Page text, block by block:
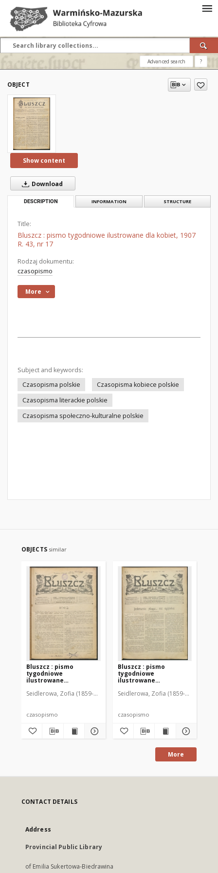
Advanced search ?
OBJECT
Show content
Download
DESCRIPTION INFORMATION STRUCTURE
Title:
Bluszcz : pismo tygodniowe ilustrowane dla kobiet, 1907
R. 43, nr 17
Rodzaj dokumentu:
czasopismo
More
Subject and keywords:
Czasopisma polskie
Czasopisma kobiece polskie
Czasopisma literackie polskie
Czasopisma społeczno-kulturalne polskie
OBJECTS similar
Bluszcz : pismo
tygodniowe
ilustrowane
kobiecym, 1912 R. 48, nr
Seidlerowa, Zofia (1859-1919). Red. i Wyd.
czasopismo
Bluszcz : pismo
tygodniowe
ilustrowane
kobiecym, 1912 R. 48, nr
Seidlerowa, Zofia (1859-1919). Red.
czasopismo
More
CONTACT DETAILS
Address
Provincial Public Library
of Emilia Sukertowa-Biedrawina